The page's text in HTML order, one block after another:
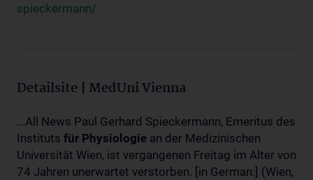
spieckermann/
Detailsite | MedUni Vienna
...All News Paul Gerhard Spieckermann, Emeritus des
Instituts für Physiologie an der Medizinischen
Universität Wien, ist vergangenen Freitag im Alter von
74 Jahren unerwartet verstorben. [in German:] (Wien,